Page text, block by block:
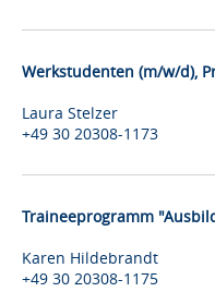
Werkstudenten (m/w/d),
Laura Stelzer
+49 30 20308-1173
Traineeprogramm
Karen Hildebrandt
+49 30 20308-1175